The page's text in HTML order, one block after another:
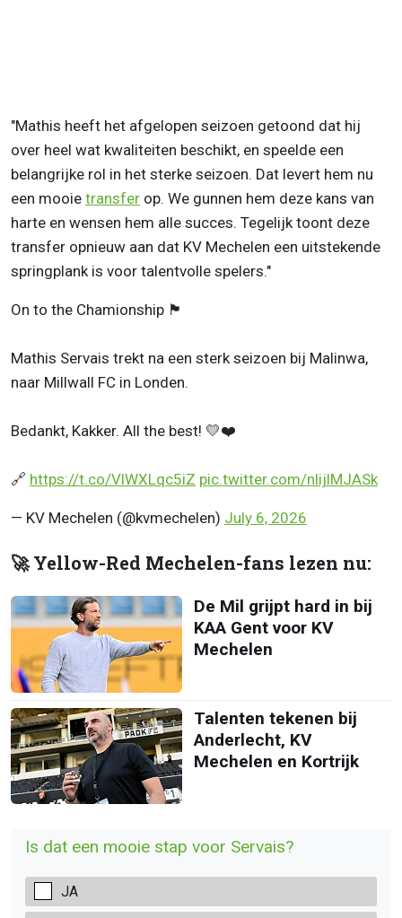
"Mathis heeft het afgelopen seizoen getoond dat hij
over heel wat kwaliteiten beschikt, en speelde een
belangrijke rol in het sterke seizoen. Dat levert hem nu
een mooie transfer op. We gunnen hem deze kans van
harte en wensen hem alle succes. Tegelijk toont deze
transfer opnieuw aan dat KV Mechelen een uitstekende
springplank is voor talentvolle spelers."
On to the Chamionship 🏴󠁧󠁢󠁥󠁮󠁧󠁿
Mathis Servais trekt na een sterk seizoen bij Malinwa,
naar Millwall FC in Londen.
Bedankt, Kakker. All the best! 💛❤️
🔗 https://t.co/VlWXLqc5iZ pic.twitter.com/nlijlMJASk
— KV Mechelen (@kvmechelen) July 6, 2026
🚀 Yellow-Red Mechelen-fans lezen nu:
De Mil grijpt hard in bij
KAA Gent voor KV
Mechelen
Talenten tekenen bij
Anderlecht, KV
Mechelen en Kortrijk
Is dat een mooie stap voor Servais?
JA